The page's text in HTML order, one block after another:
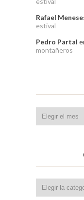
Rafael
estival
Pedro Partal
montañeros